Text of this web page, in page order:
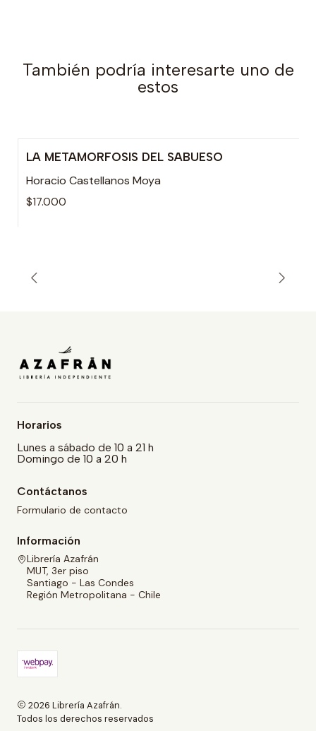
También podría interesarte uno de
estos
LA METAMORFOSIS DEL SABUESO
Horacio Castellanos Moya
$17.000
Horarios
Lunes a sábado de 10 a 21 h
Domingo de 10 a 20 h
Contáctanos
Formulario de contacto
Información
Librería Azafrán
MUT, 3er piso
Santiago - Las Condes
Región Metropolitana - Chile
2026 Librería Azafrán.
Todos los derechos reservados